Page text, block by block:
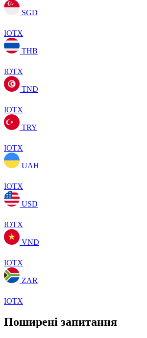
SGD
IOTX
THB
IOTX
TND
IOTX
TRY
IOTX
UAH
IOTX
USD
IOTX
VND
IOTX
ZAR
IOTX
Поширені запитання